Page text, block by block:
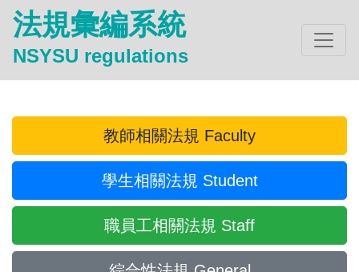
法規彙編系統
NSYSU regulations
教師相關法規 Faculty
學生相關法規 Student
職員工相關法規 Staff